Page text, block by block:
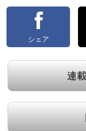
シェア
連